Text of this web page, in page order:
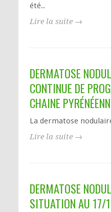
été..
Lire la suite →
DERMATOSE
CONTINUE DE
CHAINE
La dermatose
Lire la suite →
DERMATOSE
SITUATION AU